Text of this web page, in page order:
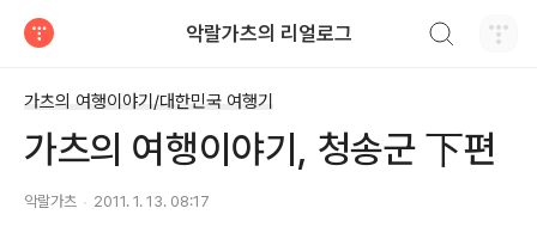
악랄가츠의 리얼로그
가츠의 여행이야기/대한민국 여행기
가츠의 여행이야기, 청송군 下편
악랄가츠 2011. 1. 13. 08:17